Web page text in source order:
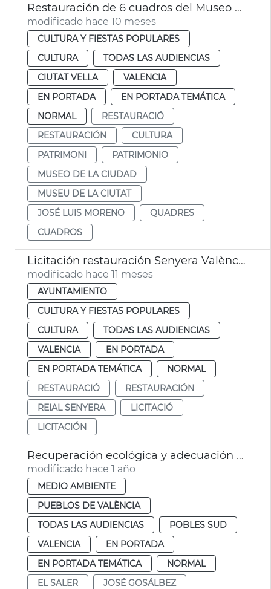
Restauración de 6 cuadros del Museo de la Ciudad
modificado hace 10 meses
CULTURA Y FIESTAS POPULARES
CULTURA
TODAS LAS AUDIENCIAS
CIUTAT VELLA
VALENCIA
EN PORTADA
EN PORTADA TEMÁTICA
NORMAL
RESTAURACIÓ
RESTAURACIÓN
CULTURA
PATRIMONI
PATRIMONIO
MUSEO DE LA CIUDAD
MUSEU DE LA CIUTAT
JOSÉ LUIS MORENO
QUADRES
CUADROS
Licitación restauración Senyera València 1545
modificado hace 11 meses
AYUNTAMIENTO
CULTURA Y FIESTAS POPULARES
CULTURA
TODAS LAS AUDIENCIAS
VALENCIA
EN PORTADA
EN PORTADA TEMÁTICA
NORMAL
RESTAURACIÓ
RESTAURACIÓN
REIAL SENYERA
LICITACIÓ
LICITACIÓN
Recuperación ecológica y adecuación paisajística Pouet del Saler València
modificado hace 1 año
MEDIO AMBIENTE
PUEBLOS DE VALÈNCIA
TODAS LAS AUDIENCIAS
POBLES SUD
VALENCIA
EN PORTADA
EN PORTADA TEMÁTICA
NORMAL
EL SALER
JOSÉ GOSÁLBEZ